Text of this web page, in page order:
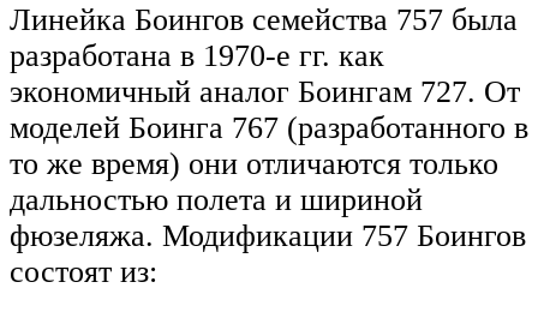
Линейка Боингов семейства 757 была
разработана в 1970-е гг. как
экономичный аналог Боингам 727. От
моделей Боинга 767 (разработанного в
то же время) они отличаются только
дальностью полета и шириной
фюзеляжа. Модификации 757 Боингов
состоят из: